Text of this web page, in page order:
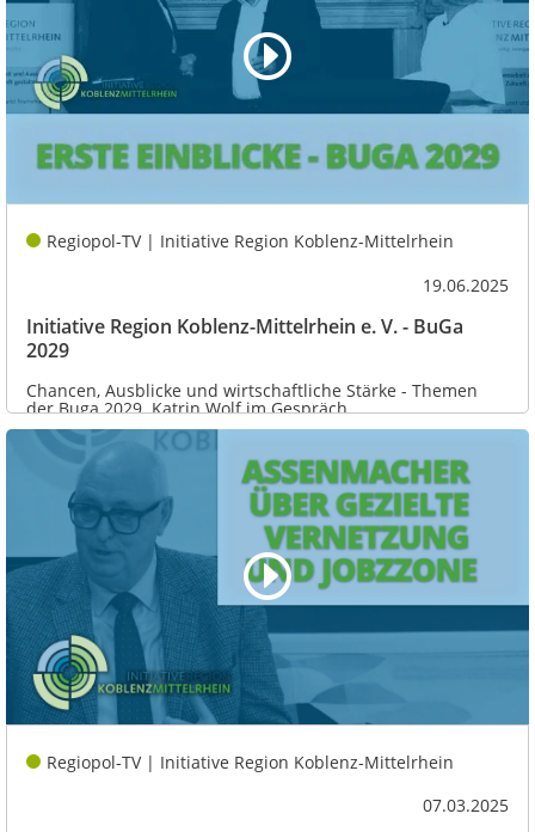
Regiopol-TV | Initiative Region Koblenz-Mittelrhein
19.06.2025
Initiative Region Koblenz-Mittelrhein e. V. - BuGa
2029
Chancen, Ausblicke und wirtschaftliche Stärke - Themen
der Buga 2029. Katrin Wolf im Gespräch...
Regiopol-TV | Initiative Region Koblenz-Mittelrhein
07.03.2025